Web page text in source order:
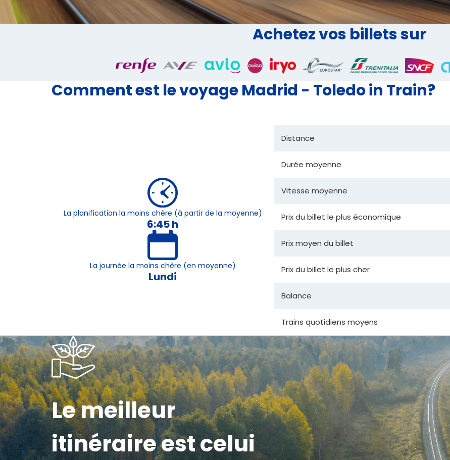
Achetez vos billets sur
Comment est le voyage Madrid - Toledo in Train?
La planification la moins chère (à partir de la moyenne)
6:45 h
La journée la moins chère (en moyenne)
Lundi
Distance
Durée moyenne
Vitesse moyenne
Prix du billet le plus économique
Prix moyen du billet
Prix du billet le plus cher
Balance
Trains quotidiens moyens
Le meilleur
itinéraire est celui